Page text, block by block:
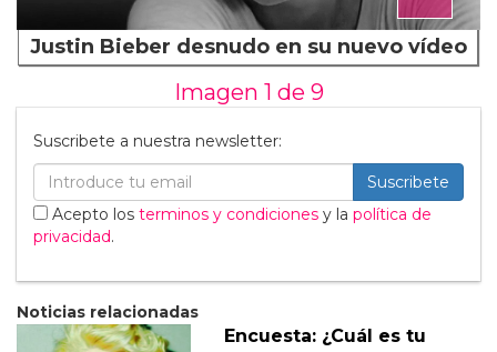
Justin Bieber desnudo en su nuevo vídeo
Imagen 1 de 9
Suscribete a nuestra newsletter:
Suscribete
Acepto los terminos y condiciones y la política de
privacidad.
Noticias relacionadas
Encuesta: ¿Cuál es tu